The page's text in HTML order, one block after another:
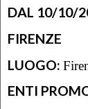
DAL 10/10/
FIRENZE
LUOGO:
ENTI